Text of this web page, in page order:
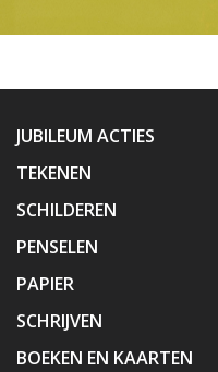
JUBILEUM ACTIES
TEKENEN
SCHILDEREN
PENSELEN
PAPIER
SCHRIJVEN
BOEKEN EN KAARTEN